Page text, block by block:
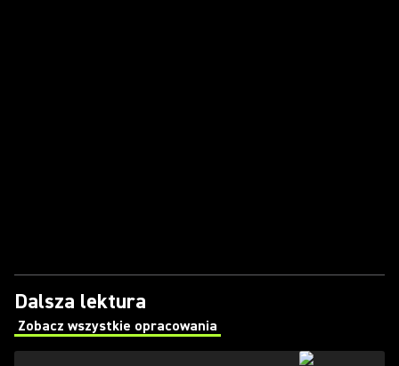
Dalsza lektura
Zobacz wszystkie opracowania
(Opens in a new tab)